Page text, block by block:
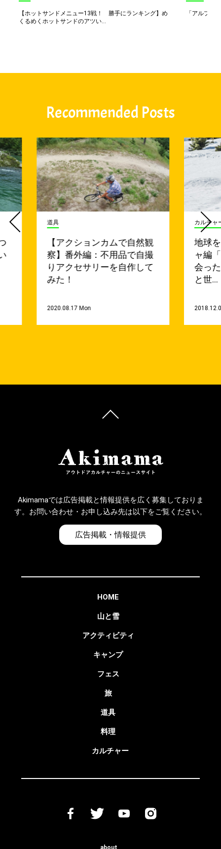
【ホットサンドメニュー13戦！ 勝手にランキング】め
くるめくホットサンドのアツい...
「アルプス
Recommended Posts
道具
【アクションカムで自然観
察】番外編：不用品で自撮
りアクセサリーを自作して
みた！
2020.08.17 Mon
カルチャ
地球
ャ編
会っ
と世…
Akimamaでは広告掲載と情報提供を広く募集しておりま
す。お問い合わせ・お申し込み先は以下をご覧ください。
広告掲載・情報提供
HOME
山と雪
アクティビティ
キャンプ
フェス
旅
道具
料理
カルチャー